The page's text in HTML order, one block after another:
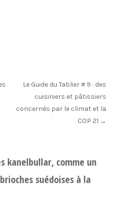
Le Guide du Tablier # 9 : des
cuisiniers et pâtissiers
concernés par le climat et la
COP 21 →
kanelbullar, comme un
suédoises à la